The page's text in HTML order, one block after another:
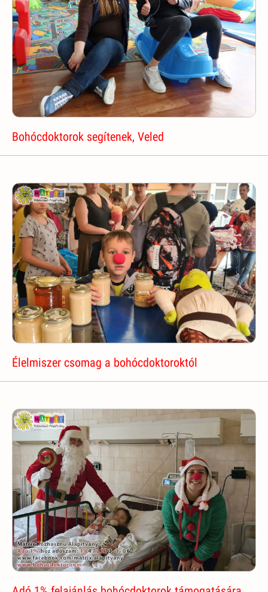
Bohócdoktorok segítenek, Veled
Élelmiszer csomag a bohócdoktoroktól